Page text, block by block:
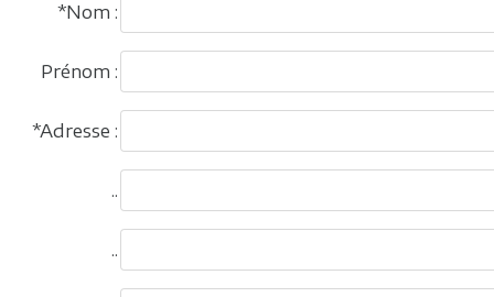
*Nom :
Prénom :
*Adresse :
..
..